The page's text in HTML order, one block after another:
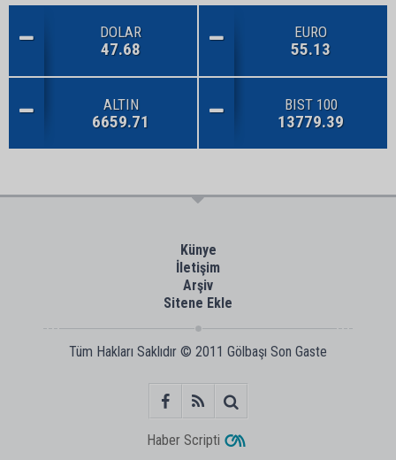
DOLAR
47.68
EURO
55.13
ALTIN
6659.71
BIST 100
13779.39
Künye
İletişim
Arşiv
Sitene Ekle
Tüm Hakları Saklıdır © 2011 Gölbaşı Son Gaste
Haber Scripti